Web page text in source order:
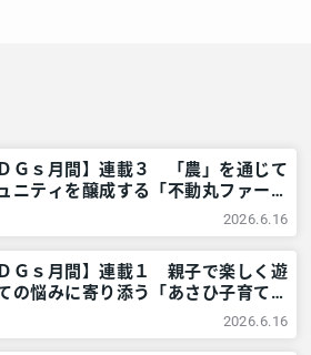
ＤＧｓ月間】連載３ 「農」を通じて
ニティを醸成する「不動丸ファー
！ – 神奈川・東京多摩のご近所情
ア
2026.6.16
ＤＧｓ月間】連載１ 親子で楽しく遊
の悩みに寄り添う「あさひ子育てマ
取材！ – 神奈川・東京多摩のご近
アリア
2026.6.16